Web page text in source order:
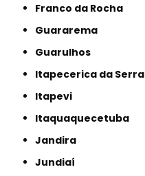
Franco da Rocha
Guararema
Guarulhos
Itapecerica da Serra
Itapevi
Itaquaquecetuba
Jandira
Jundiaí